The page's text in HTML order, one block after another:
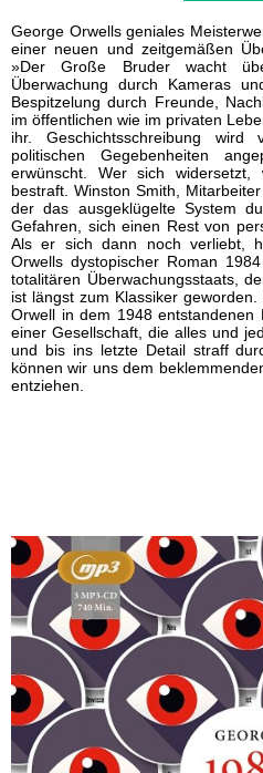
George Orwells geniales
einer neuen und zeitgemäßen
»Der Große Bruder wacht
Überwachung durch Kameras
Bespitzelung durch Freunde,
im öffentlichen wie im privaten
ihr. Geschichtsschreibung
politischen Gegebenheiten
erwünscht. Wer sich
bestraft. Winston Smith,
der das ausgeklügelte System
Gefahren, sich einen Rest von
Als er sich dann noch verliebt,
Orwells dystopischer Roman
totalitären Überwachungsstaats,
ist längst zum Klassiker
Orwell in dem 1948 entstandenen
einer Gesellschaft, die alles und
und bis ins letzte Detail straff
können wir uns dem
entziehen.